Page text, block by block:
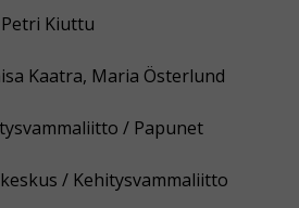
Petri Kiuttu
Kaatra, Maria Österlund
/ Papunet
/ Kehitysvammaliitto